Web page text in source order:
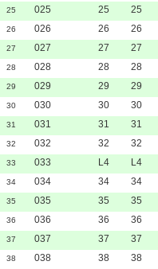
25 025 25 25
26 026 26 26
27 027 27 27
28 028 28 28
29 029 29 29
30 030 30 30
31 031 31 31
32 032 32 32
33 033 L4 L4
34 034 34 34
35 035 35 35
36 036 36 36
37 037 37 37
38 038 38 38